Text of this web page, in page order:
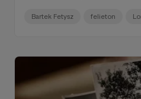
Zuckerbergu, Trumpie,
Zbanują ci konto, zhakują i
Bartek Fetysz felieton